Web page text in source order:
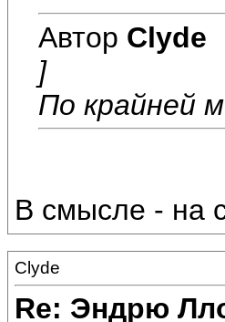
Автор Clyde
]
По крайней
В смысле - на
Clyde
Re: Эндрю